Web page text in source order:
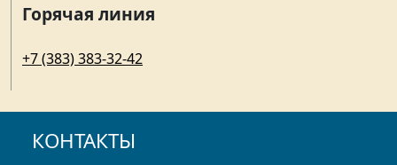
Горячая линия
+7 (383) 383-32-42
КОНТАКТЫ